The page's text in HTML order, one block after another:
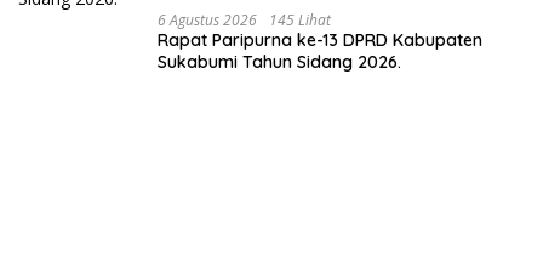
6 Agustus 2026 145 Lihat
Rapat Paripurna ke-13 DPRD Kabupaten
Sukabumi Tahun Sidang 2026.